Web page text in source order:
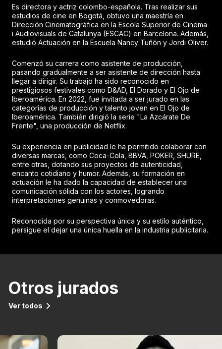
Es directora y actriz colombo-española. Tras realizar sus
estudios de cine en Bogotá, obtuvo una maestría en
Dirección Cinematográfica en la Escola Superior de Cinema
i Audiovisuals de Catalunya (ESCAC) en Barcelona. Además,
estudió Actuación en la Escuela Nancy Tuñón y Jordi Oliver.
Comenzó su carrera como asistente de producción,
pasando gradualmente a ser asistente de dirección hasta
llegar a dirigir. Su trabajo ha sido reconocido en
prestigiosos festivales como D&AD, El Dorado y El Ojo de
Iberoamérica. En 2022, fue invitada a ser jurado en las
categorías de producción y talento joven en El Ojo de
Iberoamérica. También dirigió la serie "La Azcárate De
Frente", una producción de Netflix.
Su experiencia en publicidad le ha permitido colaborar con
diversas marcas, como Coca-Cola, BBVA, POKER, SHURE,
entre otras, dotando sus proyectos de autenticidad,
encanto cotidiano y humor. Además, su formación en
actuación le ha dado la capacidad de establecer una
comunicación sólida con los actores, logrando
interpretaciones genuinas y conmovedoras.
Reconocida por su perspectiva única y su estilo auténtico,
persigue el dejar una única huella en la industria publicitaria.
Otros jurados
Ver todos